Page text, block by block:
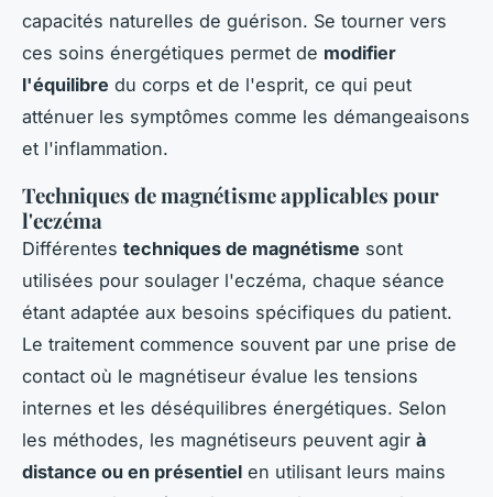
capacités naturelles de guérison. Se tourner vers
ces soins énergétiques permet de modifier
l'équilibre du corps et de l'esprit, ce qui peut
atténuer les symptômes comme les démangeaisons
et l'inflammation.
Techniques de magnétisme applicables pour
l'eczéma
Différentes techniques de magnétisme sont
utilisées pour soulager l'eczéma, chaque séance
étant adaptée aux besoins spécifiques du patient.
Le traitement commence souvent par une prise de
contact où le magnétiseur évalue les tensions
internes et les déséquilibres énergétiques. Selon
les méthodes, les magnétiseurs peuvent agir à
distance ou en présentiel en utilisant leurs mains